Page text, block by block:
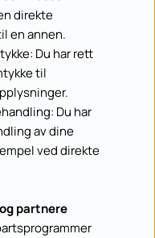
direkte
en annen.
Du har rett
til
Du har
av dine
ved direkte
partnere